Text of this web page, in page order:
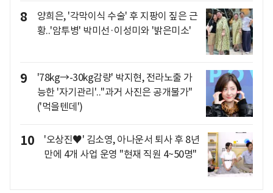
8
양희은, '각막이식 수술' 후 지팡이 짚은 근
황..'암투병' 박미선·이성미와 '밝은미소'
9
'78kg→-30kg감량' 박지현, 전라노출 가
능한 '자기관리'.."과거 사진은 공개불가"
('먹을텐데')
10
'오상진♥' 김소영, 아나운서 퇴사 후 8년
만에 4개 사업 운영 "현재 직원 4~50명"